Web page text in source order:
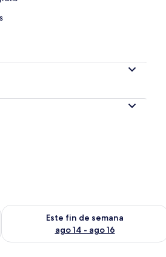
9 - ago 10
Este fin de semana
ago 14 - ago 16
Consulta la disponibilidad para este